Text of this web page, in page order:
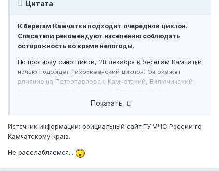
Цитата
К берегам Камчатки подходит очередной циклон.
Спасатели рекомендуют населению соблюдать
осторожность во время непогоды.
По прогнозу синоптиков, 28 декабря к берегам Камчатки
ночью подойдет Тихоокеанский циклон. Он окажет
влияние на Петропавловск-Камчатский, Вилючинский
Большерецкий и Усть-Камчатский районы.
снега и снега с дождём, от умеренных до сильных.
Скорость ветра составит 6-16 метров в секунду, на
Неблагоприятное явление сохранится до утра 29
Показать
Источник информации: официальный сайт ГУ МЧС России по
Камчатскому краю.
Не расслабляемся...